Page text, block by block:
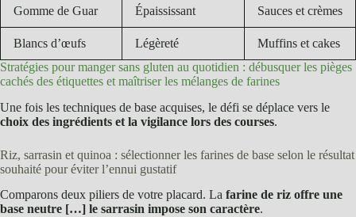
Gomme de Guar Épaississant Sauces et crèmes
Blancs d’œufs Légèreté
Muffins et cakes
Stratégies pour manger sans gluten au quotidien : débusquer les pièges
cachés des étiquettes et maîtriser les mélanges de farines
Une fois les techniques de base acquises, le défi se déplace vers le
choix des ingrédients et la vigilance lors des courses.
Riz, sarrasin et quinoa : sélectionner les farines de base selon le résultat
souhaité pour éviter l’ennui gustatif
Comparons deux piliers de votre placard. La farine de riz offre une
base neutre […] le sarrasin impose son caractère.